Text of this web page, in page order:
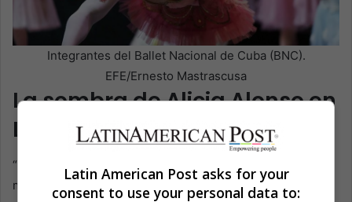
Integrantes del Ballet Nacional de Cuba (BNC).
EFE/Ernesto Mastrascusa
La sombra de Alicia Alonso en
La Habana
“La Magia de la Danza” se construye a partir de los
momentos más reconocibles del repertorio de la
Latin American Post asks for your
consent to use your personal data to: